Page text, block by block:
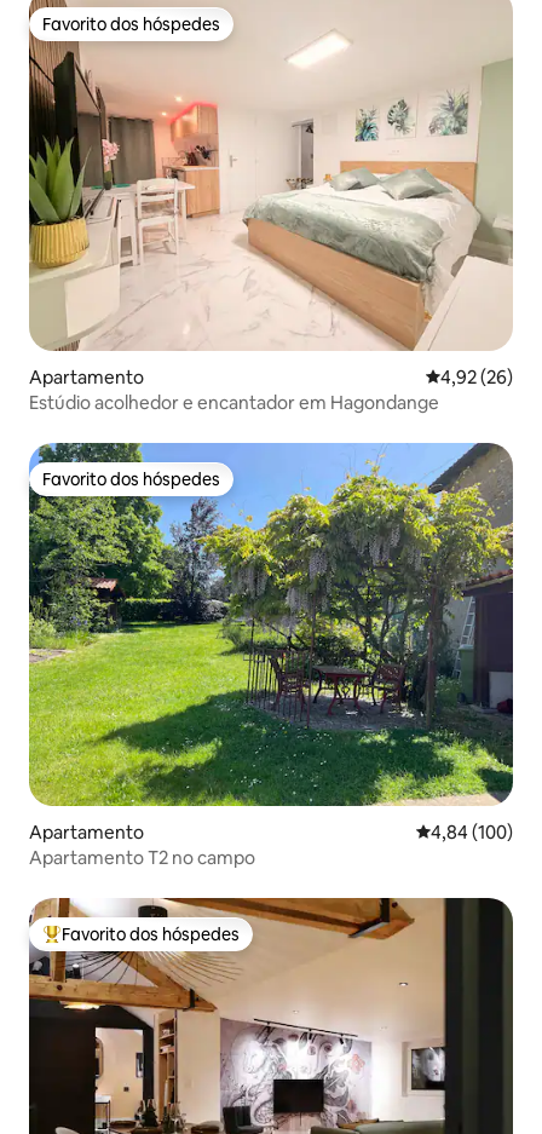
Favorito dos hóspedes
Favorito dos hóspedes
Apartamento Classificação
4,92 (26)
Estúdio acolhedor e encantador em Hagondange
Favorito dos hóspedes
Favorito dos hóspedes
Apartamento Classificação
4,84 (100)
Apartamento T2 no campo
Favoritos dos hóspedes mais apreciados
Favorito dos hóspedes